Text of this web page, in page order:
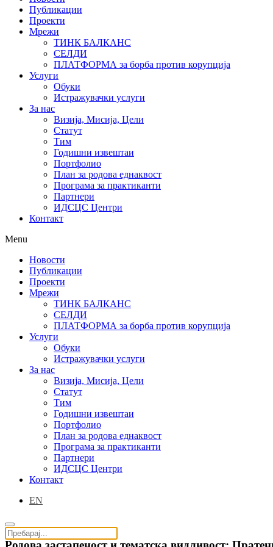
Публикации
Проекти
Мрежи
ТИНК БАЛКАНС
СЕЛДИ
ПЛАТФОРМА за борба против корупција
Услуги
Обуки
Истражувачки услуги
За нас
Визија, Мисија, Цели
Статут
Тим
Годишни извештаи
Портфолио
План за родова еднаквост
Програма за практиканти
Партнери
ИДСЦС Центри
Контакт
Menu
Новости
Публикации
Проекти
Мрежи
ТИНК БАЛКАНС
СЕЛДИ
ПЛАТФОРМА за борба против корупција
Услуги
Обуки
Истражувачки услуги
За нас
Визија, Мисија, Цели
Статут
Тим
Годишни извештаи
Портфолио
План за родова еднаквост
Програма за практиканти
Партнери
ИДСЦС Центри
Контакт
EN